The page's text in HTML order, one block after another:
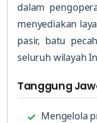
dalam
menyediakan
pasir, batu
seluruh wilayah
Tanggung
Mengelola